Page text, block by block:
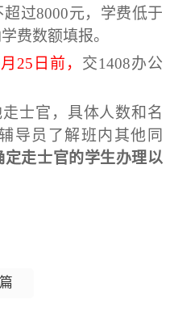
过8000元，学费低于
费数额填报。
25 日前 ， 交1408办公
士官，具体人数和名
导员了解班内其他同
定走士官的学生办理以